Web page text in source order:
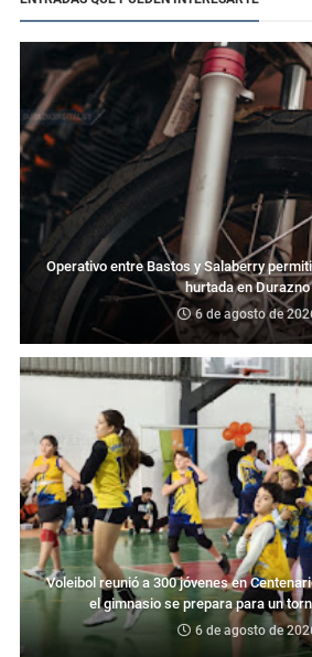
Operativo entre Bastos y Salaberry
hurtada en Durazno
6 de agosto de
Voleibol reunió a 300 jóvenes en
el gimnasio se prepara para un
6 de agosto de